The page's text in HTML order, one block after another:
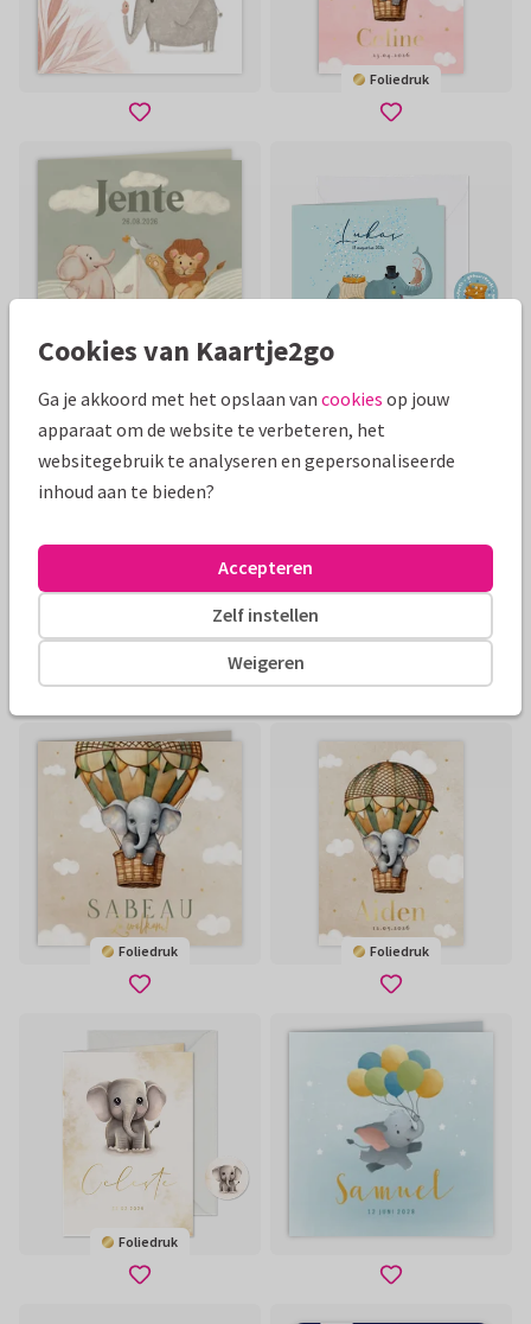
Foliedruk
Foliedruk Foliedruk
Foliedruk
Cookies van Kaartje2go
Ga je akkoord met het opslaan van cookies op jouw
apparaat om de website te verbeteren, het
websitegebruik te analyseren en gepersonaliseerde
inhoud aan te bieden?
Weigeren
Zelf instellen
Accepteren